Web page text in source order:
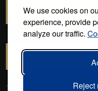
We use cookies on
experience, provide
analyze our traffic.
Reject